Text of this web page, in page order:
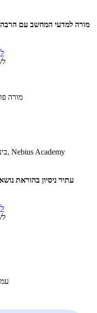
מורה למדעי המחשב עם הרבה
בינה מלאכותית יוצרת, לימודי תעודה, בוגר, Nebius Academy
עתיר ניסיון בהוראת
עמוד 1